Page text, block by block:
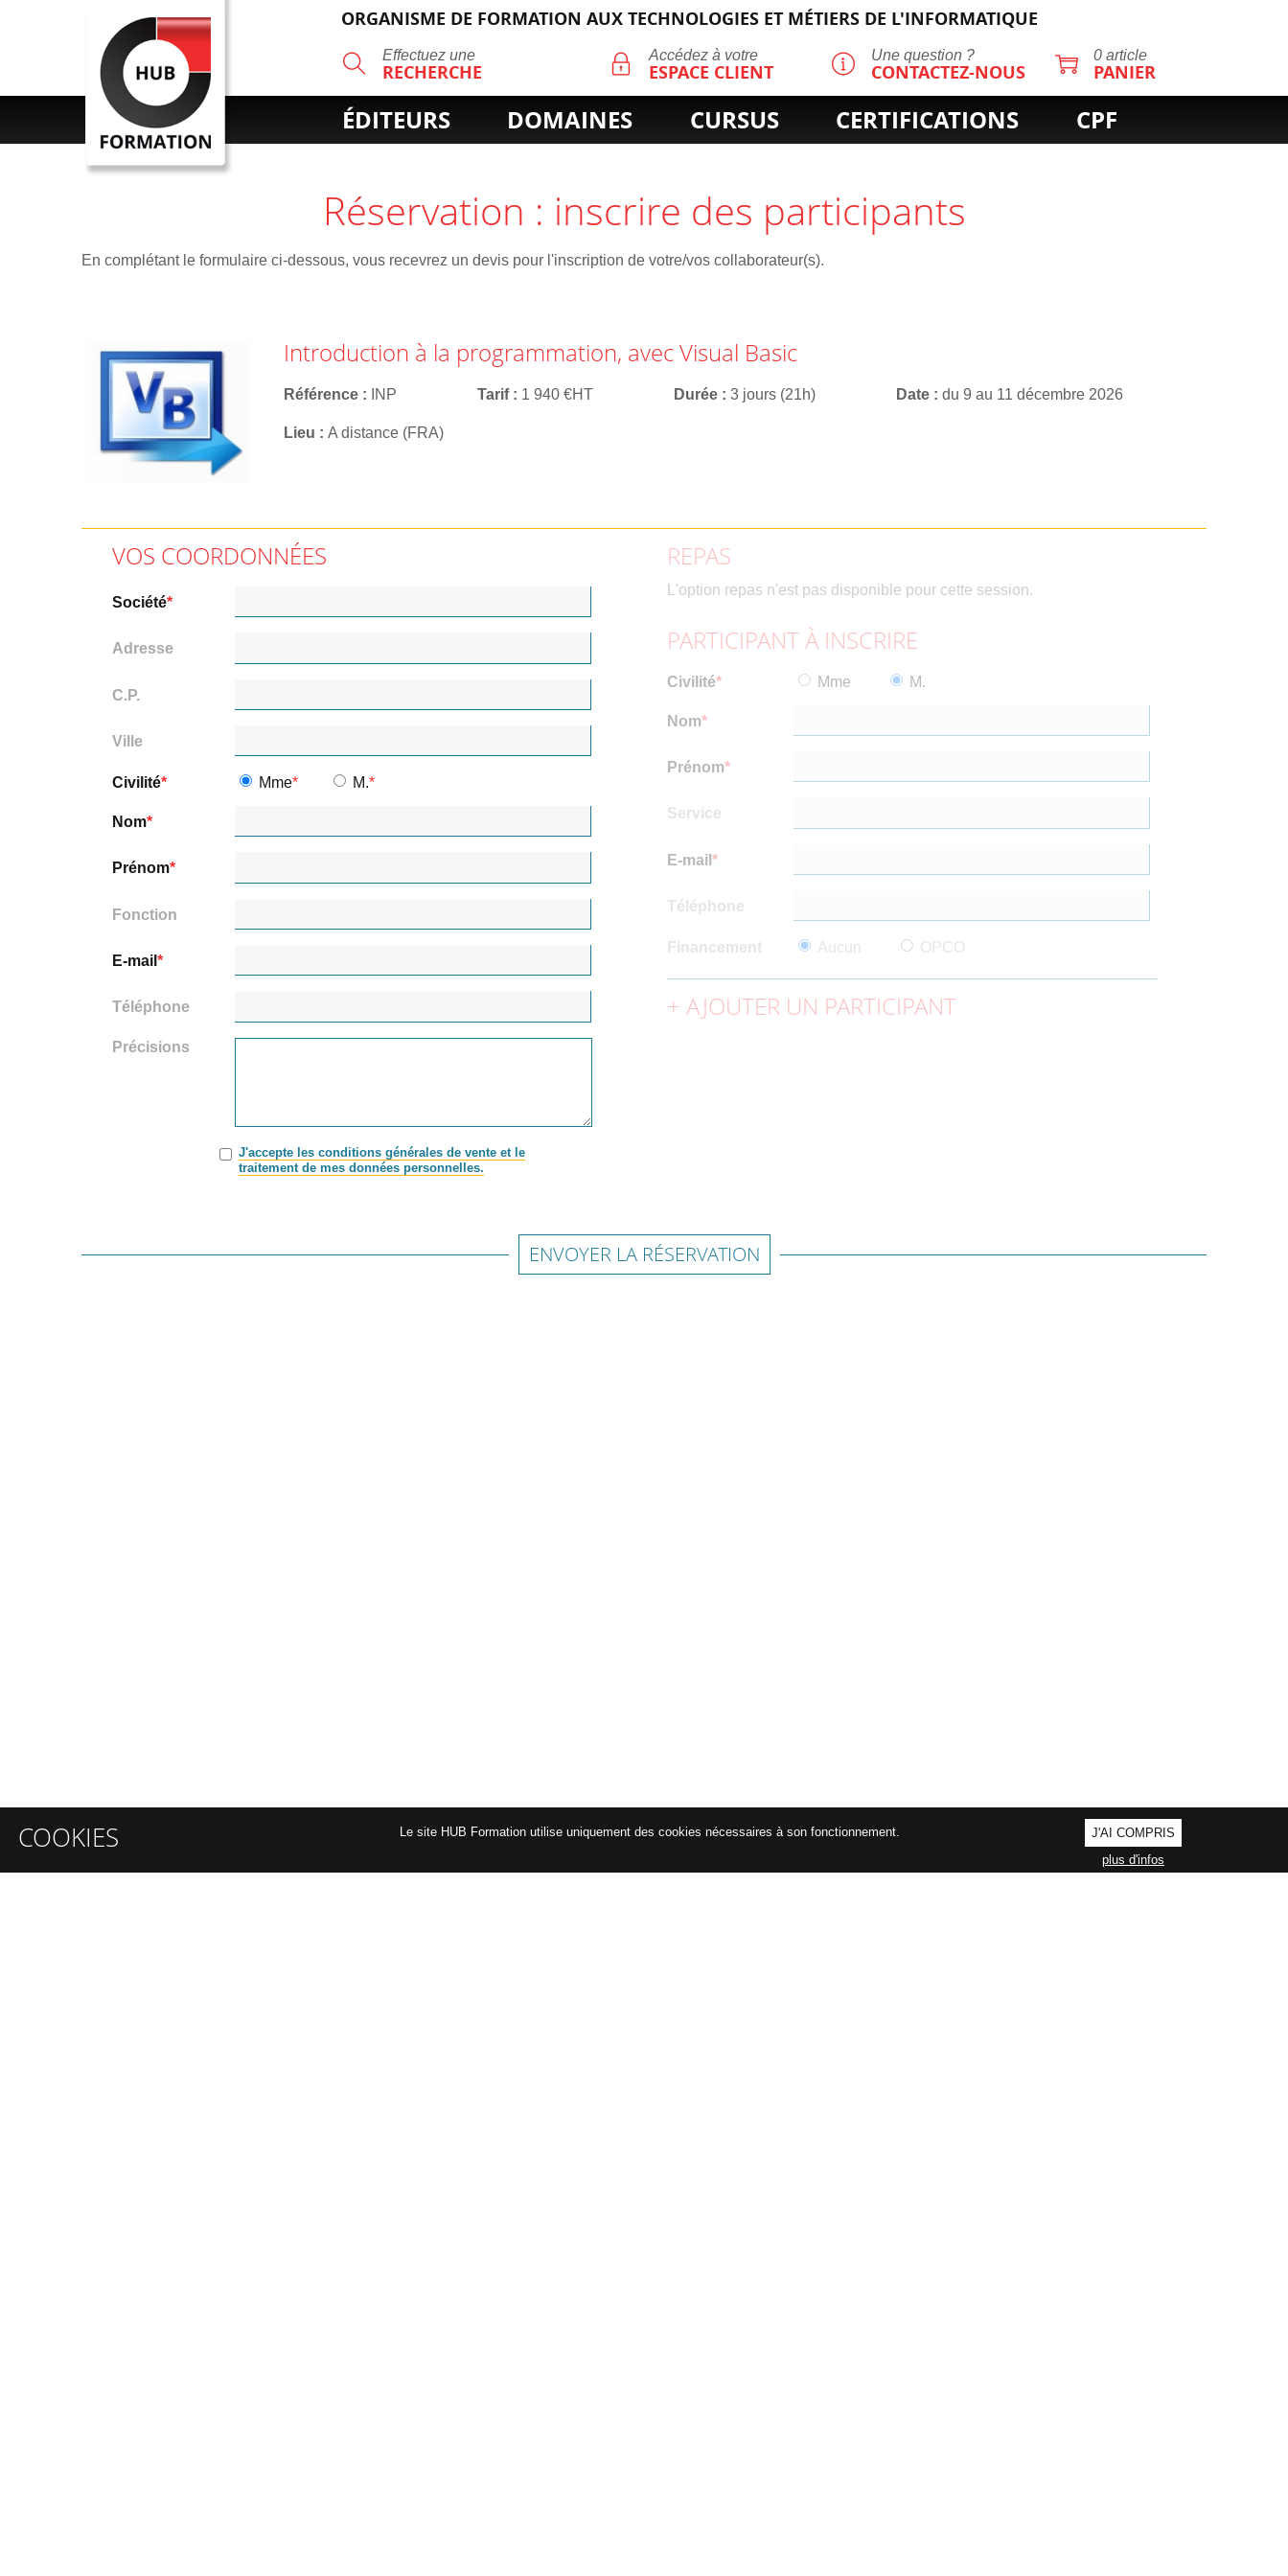
ORGANISME DE FORMATION AUX TECHNOLOGIES ET MÉTIERS DE L'INFORMATIQUE
Effectuez une
RECHERCHE
RECHERCHE Accédez à votre
ESPACE CLIENT
Une question ?
CONTACTEZ-NOUS
0 article
PANIER
ÉDITEURS DOMAINES CURSUS CERTIFICATIONS CPF
Réservation : inscrire des participants
En complétant le formulaire ci-dessous, vous recevrez un devis pour l'inscription de votre/vos collaborateur(s).
Introduction à la programmation, avec Visual Basic
Référence INP Tarif 1 940 €HT Durée 3 jours (21h) Date du 9 au 11 décembre 2026
Lieu A distance (FRA)
VOS COORDONNÉES
Société
Adresse
C.P.
Ville
Civilité Mme M.
Nom
Prénom
Fonction
E-mail
Téléphone
Précisions
J'accepte les conditions générales de vente et le
traitement de mes données personnelles.
REPAS
L'option repas n'est pas disponible pour cette session.
PARTICIPANT À INSCRIRE
Civilité Mme M.
Nom
Prénom
Service
E-mail
Téléphone
Financement Aucun OPCO
AJOUTER UN PARTICIPANT
ENVOYER LA RÉSERVATION
COOKIES Le site HUB Formation utilise uniquement des cookies nécessaires à son fonctionnement.
J'AI COMPRIS
plus d'infos